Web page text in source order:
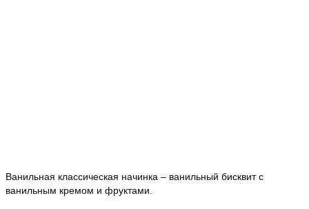
Ванильная классическая начинка – ванильный бисквит с
ванильным кремом и фруктами.